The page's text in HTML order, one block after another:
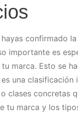
confirmado
importante es
marca. Esto se
una
clases concretas
tu marca y los